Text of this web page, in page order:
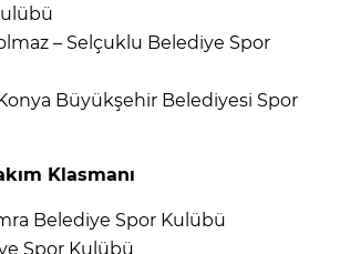
– Selçuklu Belediye Spor
Büyükşehir Belediyesi Spor
Klasmanı
Belediye Spor Kulübü
Spor Kulübü